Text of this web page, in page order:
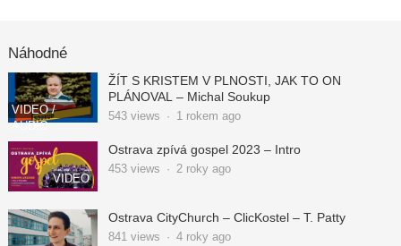
Náhodné
VIDEO /
AUDIO
ŽÍT S KRISTEM V PLNOSTI, JAK TO ON
PLÁNOVAL – Michal Soukup
543views · 1 rokem ago
VIDEO
Ostrava zpívá gospel 2023 – Intro
453views · 2 roky ago
Ostrava CityChurch – ClicKostel – T. Patty
841views · 4 roky ago